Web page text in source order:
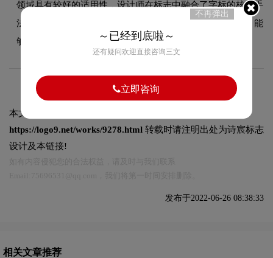
领域具有较好的适用性，设计师在标志中融合了字标的核心手
法，既符合行业的一般审美特征，又突出品牌的独特个性，能
够在众多竞品中脱颖而出，给消费者留下深刻印象。
本文标题和链接
https://logo9.net/works/9278.html 转载时请注明出处为诗宸标志
设计及本链接!
发布于2022-06-26 08:38:33
相关文章推荐
不再弹出
～已经到底啦～
还有疑问欢迎直接咨询三文
立即咨询